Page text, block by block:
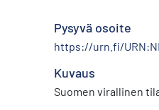
Pysyvä osoite
https://urn.fi/
Kuvaus
Suomen virallinen